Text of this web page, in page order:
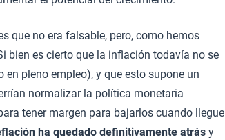
que no era falsable, pero, como hemos
bien es cierto que la inflación todavía no se
pleno empleo), y que esto supone un
normalizar la política monetaria
tener margen para bajarlos cuando llegue
ha quedado definitivamente atrás y